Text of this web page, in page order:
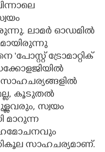
ലാമർ ഓഡമിൽ
ട്രോമാറ്റിക്
സാഹചര്യങ്ങളിൽ
കൂടുതൽ
സ്വയം
സാഹചര്യമാണ്.